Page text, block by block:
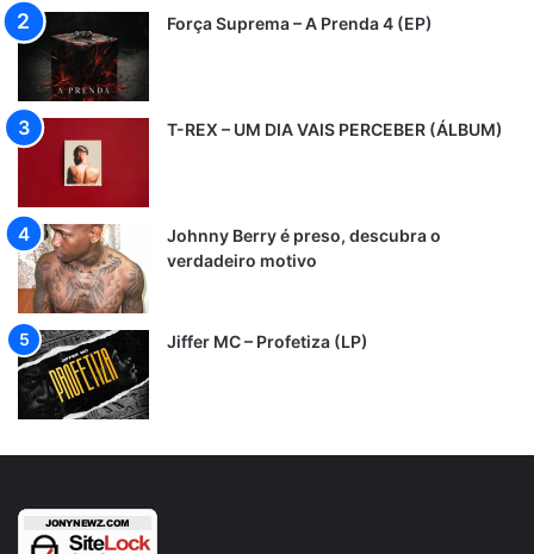
Força Suprema – A Prenda 4 (EP)
T-REX – UM DIA VAIS PERCEBER (ÁLBUM)
Johnny Berry é preso, descubra o
verdadeiro motivo
Jiffer MC – Profetiza (LP)